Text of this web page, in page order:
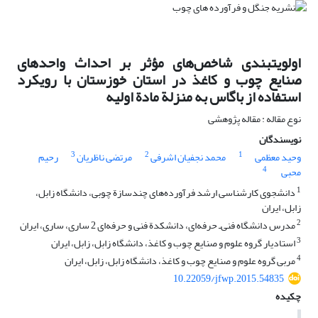
اولویت‏بندی شاخص‌های مؤثر بر احداث واحدهای
صنایع چوب و کاغذ در استان خوزستان با رویکرد
استفاده از باگاس به منزلة مادة اولیه
نوع مقاله : مقاله پژوهشی
نویسندگان
وحید معظمی
1 محمد نجفیان اشرفی2 مرتضی ناظریان3 رحیم
محبی
4
1 دانشجوی کارشناسی ارشد فرآورده‌های چندسازة چوبی، دانشگاه زابل،
زابل، ایران
2مدرس دانشگاه فنی‌ـ حرفه‌ای، دانشکدة فنی و حرفه‌ای 2 ساری، ساری، ایران
3استادیار گروه علوم و صنایع چوب و کاغذ، دانشگاه زابل، زابل، ایران
4مربی گروه علوم و صنایع چوب و کاغذ، دانشگاه زابل، زابل، ایران
10.22059/jfwp.2015.54835
چکیده